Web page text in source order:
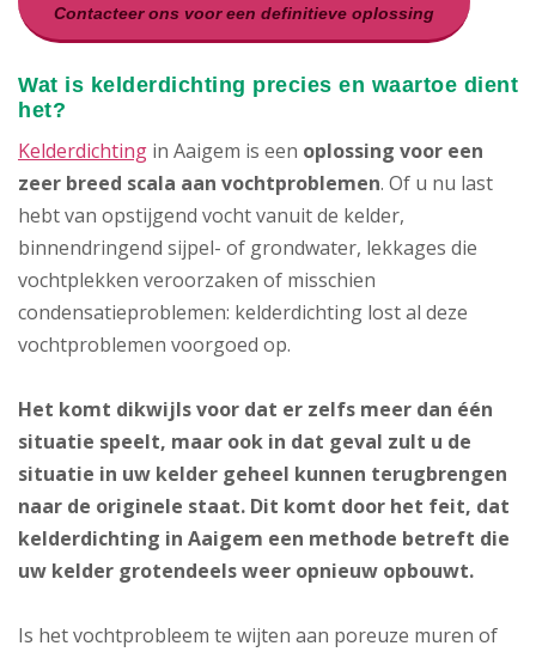
Contacteer ons voor een definitieve oplossing
Wat is kelderdichting precies en waartoe dient
het?
Kelderdichting in Aaigem is een oplossing voor een
zeer breed scala aan vochtproblemen. Of u nu last
hebt van opstijgend vocht vanuit de kelder,
binnendringend sijpel- of grondwater, lekkages die
vochtplekken veroorzaken of misschien
condensatieproblemen: kelderdichting lost al deze
vochtproblemen voorgoed op.
Het komt dikwijls voor dat er zelfs meer dan één
situatie speelt, maar ook in dat geval zult u de
situatie in uw kelder geheel kunnen terugbrengen
naar de originele staat. Dit komt door het feit, dat
kelderdichting in Aaigem een methode betreft die
uw kelder grotendeels weer opnieuw opbouwt.
Is het vochtprobleem te wijten aan poreuze muren of